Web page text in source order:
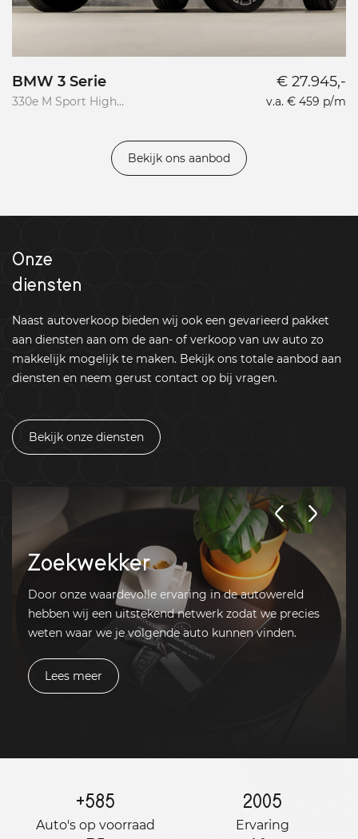
BMW 3 Serie
330e M Sport High
€ 27.945,-
v.a. € 459 p/m
Bekijk ons aanbod
Onze
diensten
Naast autoverkoop bieden wij ook een gevarieerd pakket
aan diensten aan om de aan- of verkoop van uw auto zo
makkelijk mogelijk te maken. Bekijk ons totale aanbod aan
diensten en neem gerust contact op bij vragen.
Bekijk onze diensten
Zoekwekker
Door onze waardevolle ervaring in de autowereld
hebben wij een uitstekend netwerk zodat we precies
weten waar we je volgende auto kunnen vinden.
Lees meer
+585
Auto's op voorraad
2005
Ervaring